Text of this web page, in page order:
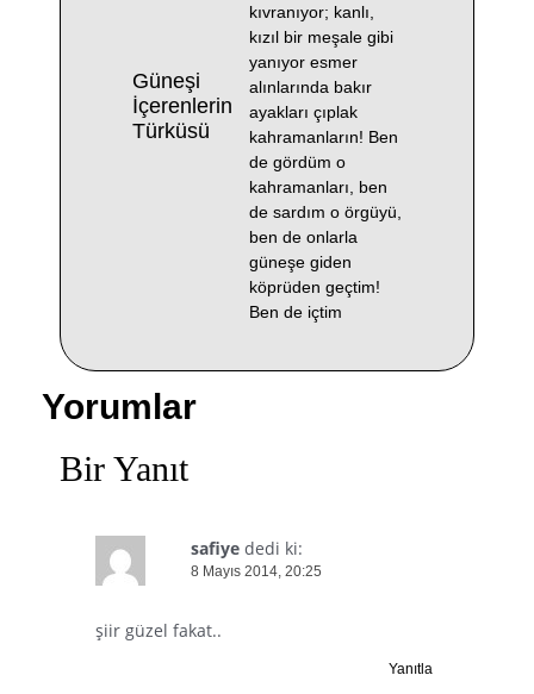
Güneşi
İçerenlerin
Türküsü
kıvranıyor; kanlı,
kızıl bir meşale gibi
yanıyor esmer
alınlarında bakır
ayakları çıplak
kahramanların! Ben
de gördüm o
kahramanları, ben
de sardım o örgüyü,
ben de onlarla
güneşe giden
köprüden geçtim!
Ben de içtim
Yorumlar
Bir Yanıt
safiye dedi ki:
8 Mayıs 2014, 20:25
şiir güzel fakat..
Yanıtla